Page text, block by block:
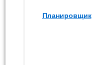
Планировщик